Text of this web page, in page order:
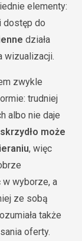
elementy:
dostęp do
działa
wizualizacji.
zwykle
trudniej
albo nie daje
może
, więc
w wyborze, a
ze sobą
także
oferty.